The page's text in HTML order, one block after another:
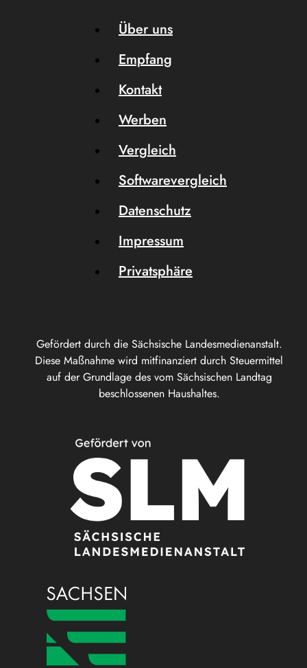
Gefördert durch die Sächsische Landesmedienanstalt.
Diese Maßnahme wird mitfinanziert durch Steuermittel
auf der Grundlage des vom Sächsischen Landtag
beschlossenen Haushaltes.
Über uns
Empfang
Kontakt
Werben
Vergleich
Softwarevergleich
Datenschutz
Impressum
Privatsphäre